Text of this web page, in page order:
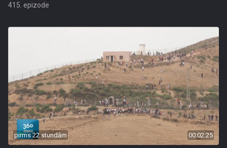
415. epizode
pirms 22 stundām 00:02:25